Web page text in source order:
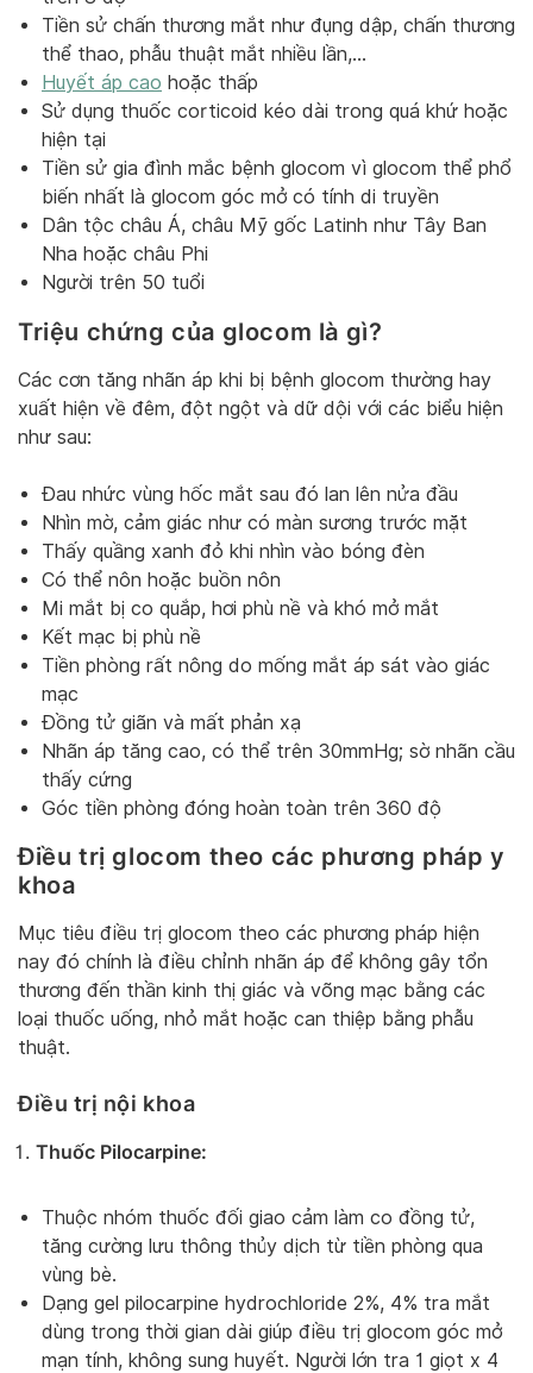
Tiền sử chấn thương mắt như đụng dập, chấn thương
thể thao, phẫu thuật mắt nhiều lần,…
Huyết áp cao hoặc thấp
Sử dụng thuốc corticoid kéo dài trong quá khứ hoặc
hiện tại
Tiền sử gia đình mắc bệnh glocom vì glocom thể phổ
biến nhất là glocom góc mở có tính di truyền
Dân tộc châu Á, châu Mỹ gốc Latinh như Tây Ban
Nha hoặc châu Phi
Người trên 50 tuổi
Triệu chứng của glocom là gì?
Các cơn tăng nhãn áp khi bị bệnh glocom thường hay
xuất hiện về đêm, đột ngột và dữ dội với các biểu hiện
như sau:
Đau nhức vùng hốc mắt sau đó lan lên nửa đầu
Nhìn mờ, cảm giác như có màn sương trước mặt
Thấy quầng xanh đỏ khi nhìn vào bóng đèn
Có thể nôn hoặc buồn nôn
Mi mắt bị co quắp, hơi phù nề và khó mở mắt
Kết mạc bị phù nề
Tiền phòng rất nông do mống mắt áp sát vào giác
mạc
Đồng tử giãn và mất phản xạ
Nhãn áp tăng cao, có thể trên 30mmHg; sờ nhãn cầu
thấy cứng
Góc tiền phòng đóng hoàn toàn trên 360 độ
Điều trị glocom theo các phương pháp y
khoa
Mục tiêu điều trị glocom theo các phương pháp hiện
nay đó chính là điều chỉnh nhãn áp để không gây tổn
thương đến thần kinh thị giác và võng mạc bằng các
loại thuốc uống, nhỏ mắt hoặc can thiệp bằng phẫu
thuật.
Điều trị nội khoa
Thuốc Pilocarpine:
Thuộc nhóm thuốc đối giao cảm làm co đồng tử,
tăng cường lưu thông thủy dịch từ tiền phòng qua
vùng bè.
Dạng gel pilocarpine hydrochloride 2%, 4% tra mắt
dùng trong thời gian dài giúp điều trị glocom góc mở
mạn tính, không sung huyết. Người lớn tra 1 giọt x 4